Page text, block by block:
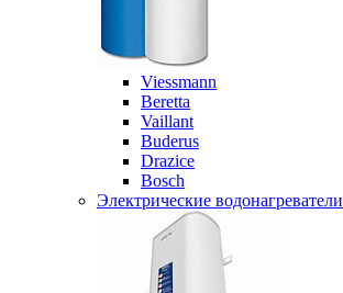
Viessmann
Beretta
Vaillant
Buderus
Drazice
Bosch
Электрические водонагреватели